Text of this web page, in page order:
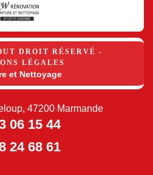
DROIT RÉSERVÉ -
LÉGALES
et Nettoyage
47200 Marmande
06 15 44
24 68 61